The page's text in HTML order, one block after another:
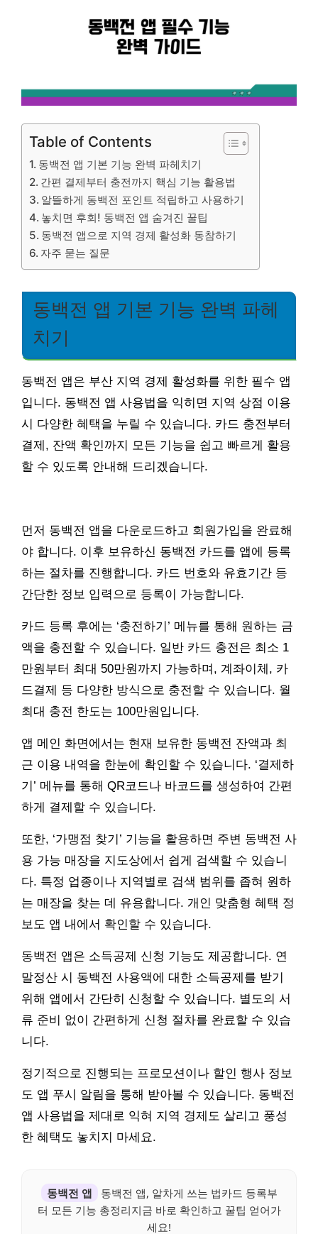
Table of Contents
동백전 앱 기본 기능 완벽 파헤치기
간편 결제부터 충전까지 핵심 기능 활용법
알뜰하게 동백전 포인트 적립하고 사용하기
놓치면 후회! 동백전 앱 숨겨진 꿀팁
동백전 앱으로 지역 경제 활성화 동참하기
자주 묻는 질문
동백전 앱 기본 기능 완벽 파헤
치기
동백전 앱은 부산 지역 경제 활성화를 위한 필수 앱
입니다. 동백전 앱 사용법을 익히면 지역 상점 이용
시 다양한 혜택을 누릴 수 있습니다. 카드 충전부터
결제, 잔액 확인까지 모든 기능을 쉽고 빠르게 활용
할 수 있도록 안내해 드리겠습니다.
먼저 동백전 앱을 다운로드하고 회원가입을 완료해
야 합니다. 이후 보유하신 동백전 카드를 앱에 등록
하는 절차를 진행합니다. 카드 번호와 유효기간 등
간단한 정보 입력으로 등록이 가능합니다.
카드 등록 후에는 ‘충전하기’ 메뉴를 통해 원하는 금
액을 충전할 수 있습니다. 일반 카드 충전은 최소 1
만원부터 최대 50만원까지 가능하며, 계좌이체, 카
드결제 등 다양한 방식으로 충전할 수 있습니다. 월
최대 충전 한도는 100만원입니다.
앱 메인 화면에서는 현재 보유한 동백전 잔액과 최
근 이용 내역을 한눈에 확인할 수 있습니다. ‘결제하
기’ 메뉴를 통해 QR코드나 바코드를 생성하여 간편
하게 결제할 수 있습니다.
또한, ‘가맹점 찾기’ 기능을 활용하면 주변 동백전 사
용 가능 매장을 지도상에서 쉽게 검색할 수 있습니
다. 특정 업종이나 지역별로 검색 범위를 좁혀 원하
는 매장을 찾는 데 유용합니다. 개인 맞춤형 혜택 정
보도 앱 내에서 확인할 수 있습니다.
동백전 앱은 소득공제 신청 기능도 제공합니다. 연
말정산 시 동백전 사용액에 대한 소득공제를 받기
위해 앱에서 간단히 신청할 수 있습니다. 별도의 서
류 준비 없이 간편하게 신청 절차를 완료할 수 있습
니다.
정기적으로 진행되는 프로모션이나 할인 행사 정보
도 앱 푸시 알림을 통해 받아볼 수 있습니다. 동백전
앱 사용법을 제대로 익혀 지역 경제도 살리고 풍성
한 혜택도 놓치지 마세요.
동백전 앱
동백전 앱, 알차게 쓰는 법카드 등록부
터 모든 기능 총정리지금 바로 확인하고 꿀팁 얻어가
세요!